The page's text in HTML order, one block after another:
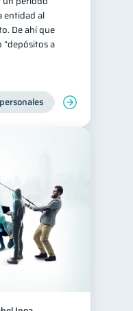
entidad al
De ahí que
“depósitos a
Educación